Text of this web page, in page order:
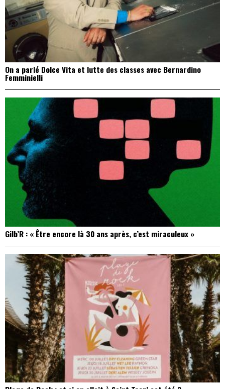
On a parlé Dolce Vita et lutte des classes avec Bernardino
Femminielli
Gilb’R : « Être encore là 30 ans après, c’est miraculeux »